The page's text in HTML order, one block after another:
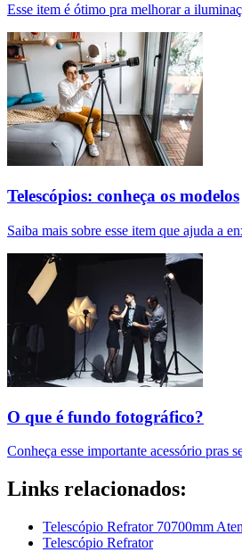
Esse item é ótimo pra melhorar a
Telescópios: conheça os modelos
Saiba mais sobre esse item que ajuda a
O que é fundo fotográfico?
Conheça esse importante acessório pras
Links relacionados:
Telescópio Refrator 70700mm
Telescópio Refrator